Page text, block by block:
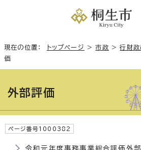
現在の位置： トップページ >市政 >行財政
価
外部評価
ページ番号1000382
令和元年度事務事業総合評価外